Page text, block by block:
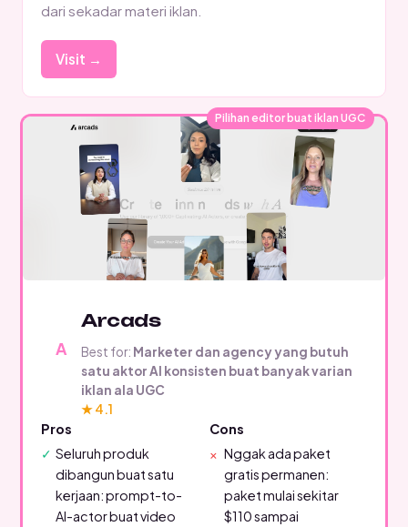
dari sekadar materi iklan.
Visit →
Pilihan editor buat iklan UGC
Arcads
Best for: Marketer dan agency yang butuh
satu aktor AI konsisten buat banyak varian
iklan ala UGC
★ 4.1
Pros
Seluruh produk
dibangun buat satu
kerjaan: prompt-to-
AI-actor buat video
Cons
Nggak ada paket
gratis permanen:
paket mulai sekitar
$110 sampai